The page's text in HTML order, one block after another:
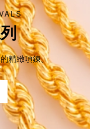
精緻項鍊。